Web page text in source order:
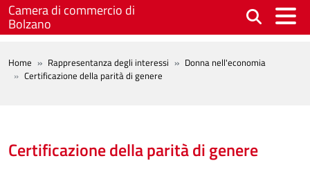
Salta al contenuto principale
Camera di commercio di
Bolzano
BREADCRUMB
Home Rappresentanza degli interessi
Donna nell'economia
Certificazione della parità di genere
Certificazione della parità di genere